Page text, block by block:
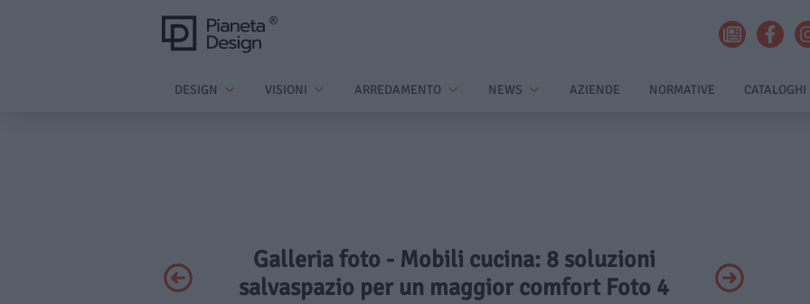
DESIGN VISIONI ARREDAMENTO NEWS AZIENDE NORMATIVE CATALOGHI
Galleria foto - Mobili cucina: 8 soluzioni
salvaspazio per un maggior comfort Foto 4